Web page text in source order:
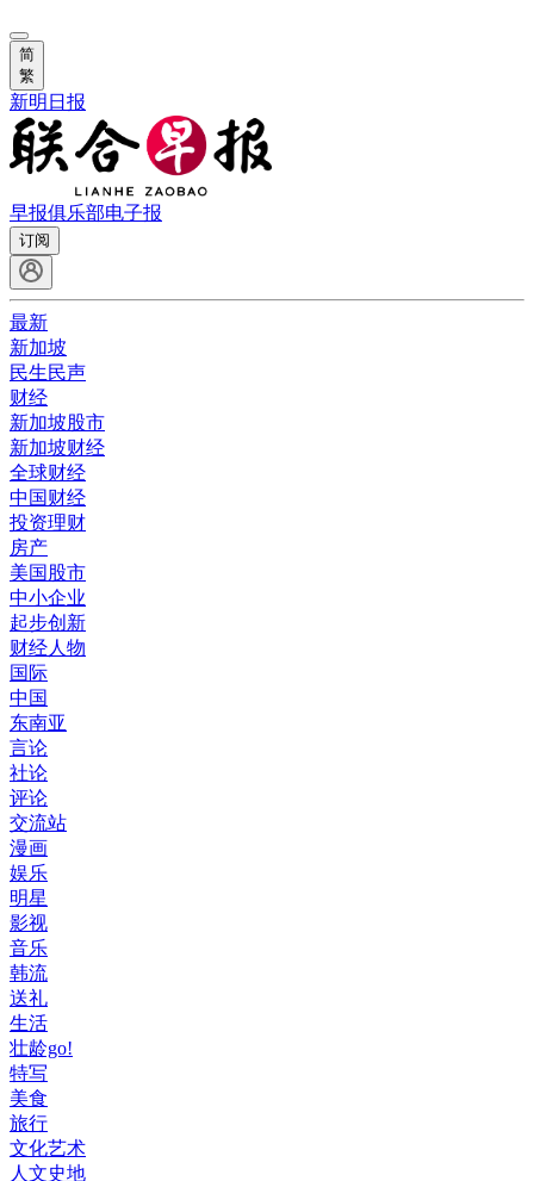
简
繁
新明日报
早报俱乐部电子报
订阅
最新
新加坡
民生民声
财经
新加坡股市
新加坡财经
全球财经
中国财经
投资理财
房产
美国股市
中小企业
起步创新
财经人物
国际
中国
东南亚
言论
社论
评论
交流站
漫画
娱乐
明星
影视
音乐
韩流
送礼
生活
壮龄go!
特写
美食
旅行
文化艺术
人文史地